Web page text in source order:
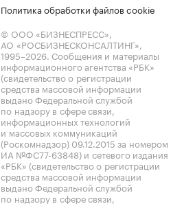
Политика обработки файлов cookie
© ООО «БИЗНЕСПРЕСС»,
АО «РОСБИЗНЕСКОНСАЛТИНГ»,
1995–2026. Сообщения и материалы
информационного агентства «РБК»
(свидетельство о регистрации
средства массовой информации
выдано Федеральной службой
по надзору в сфере связи,
информационных технологий
и массовых коммуникаций
(Роскомнадзор) 09.12.2015 за номером
ИА №ФС77-63848) и сетевого издания
«РБК» (свидетельство о регистрации
средства массовой информации
выдано Федеральной службой
по надзору в сфере связи,